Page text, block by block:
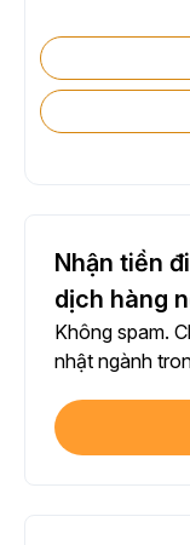
Nhận tiền
dịch hàng
Không spam.
nhật ngành